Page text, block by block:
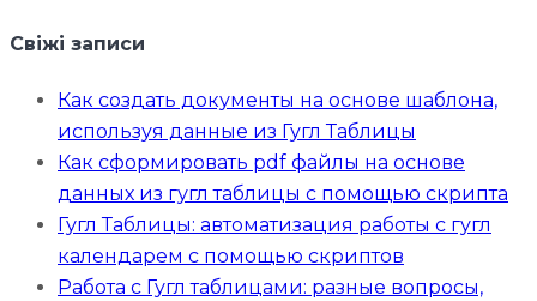
Свіжі записи
Как создать документы на основе шаблона,
используя данные из Гугл Таблицы
Как сформировать pdf файлы на основе
данных из гугл таблицы с помощью скрипта
Гугл Таблицы: автоматизация работы с гугл
календарем с помощью скриптов
Работа с Гугл таблицами: разные вопросы,